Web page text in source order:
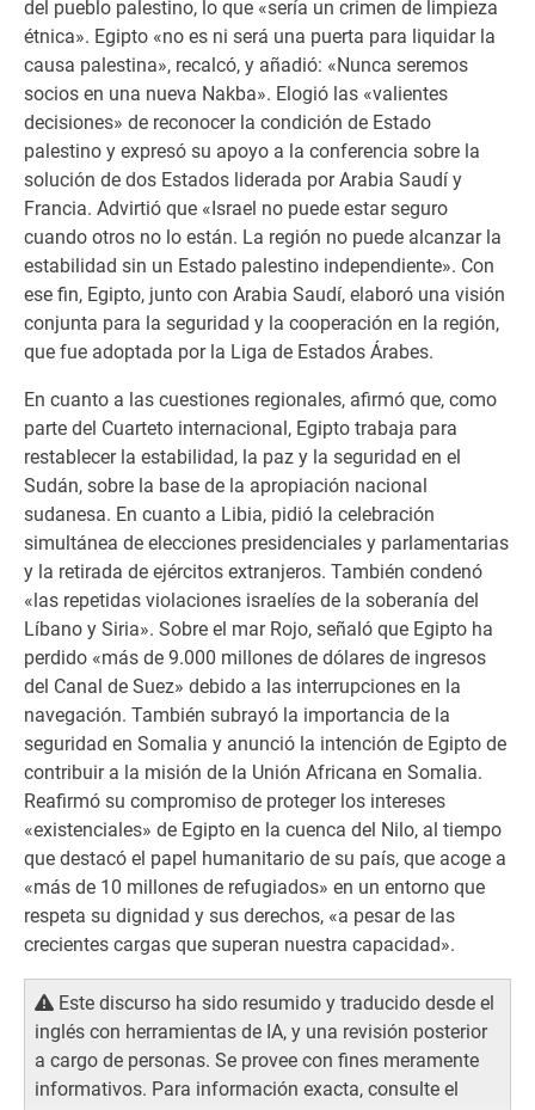
del pueblo palestino, lo que «sería un crimen de limpieza
étnica». Egipto «no es ni será una puerta para liquidar la
causa palestina», recalcó, y añadió: «Nunca seremos
socios en una nueva Nakba». Elogió las «valientes
decisiones» de reconocer la condición de Estado
palestino y expresó su apoyo a la conferencia sobre la
solución de dos Estados liderada por Arabia Saudí y
Francia. Advirtió que «Israel no puede estar seguro
cuando otros no lo están. La región no puede alcanzar la
estabilidad sin un Estado palestino independiente». Con
ese fin, Egipto, junto con Arabia Saudí, elaboró una visión
conjunta para la seguridad y la cooperación en la región,
que fue adoptada por la Liga de Estados Árabes.
En cuanto a las cuestiones regionales, afirmó que, como
parte del Cuarteto internacional, Egipto trabaja para
restablecer la estabilidad, la paz y la seguridad en el
Sudán, sobre la base de la apropiación nacional
sudanesa. En cuanto a Libia, pidió la celebración
simultánea de elecciones presidenciales y parlamentarias
y la retirada de ejércitos extranjeros. También condenó
«las repetidas violaciones israelíes de la soberanía del
Líbano y Siria». Sobre el mar Rojo, señaló que Egipto ha
perdido «más de 9.000 millones de dólares de ingresos
del Canal de Suez» debido a las interrupciones en la
navegación. También subrayó la importancia de la
seguridad en Somalia y anunció la intención de Egipto de
contribuir a la misión de la Unión Africana en Somalia.
Reafirmó su compromiso de proteger los intereses
«existenciales» de Egipto en la cuenca del Nilo, al tiempo
que destacó el papel humanitario de su país, que acoge a
«más de 10 millones de refugiados» en un entorno que
respeta su dignidad y sus derechos, «a pesar de las
crecientes cargas que superan nuestra capacidad».
Este discurso ha sido resumido y traducido desde el
inglés con herramientas de IA, y una revisión posterior
a cargo de personas. Se provee con fines meramente
informativos. Para información exacta, consulte el